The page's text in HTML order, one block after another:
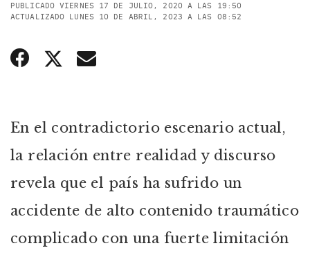
PUBLICADO VIERNES 17 DE JULIO, 2020 A LAS 19:50
ACTUALIZADO LUNES 10 DE ABRIL, 2023 A LAS 08:52
En el contradictorio escenario actual,
la relación entre realidad y discurso
revela que el país ha sufrido un
accidente de alto contenido traumático
complicado con una fuerte limitación